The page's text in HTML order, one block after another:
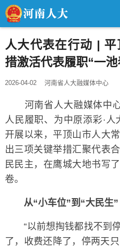
人大代表在行动 |
措激活代表履职“一池
2026-04-02 河南省人大融媒体中心
河南省人大融媒体中心
人民履职、为中原添彩·人
开展以来，平顶山市人大
出三项关键举措汇聚代表
民民主，在鹰城大地书写
卷。
从“小车位”到“大民生
“以前想掏钱都找不到停
了，收费还降了，停两天